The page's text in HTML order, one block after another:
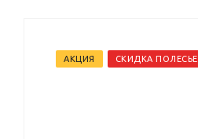
АКЦИЯ СКИДКА ПОЛЕСЬЕ